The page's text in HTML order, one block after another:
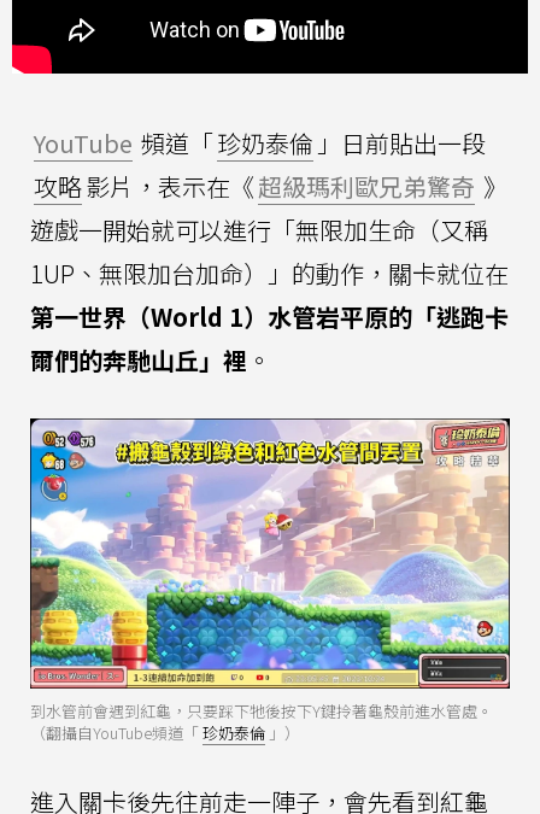
YouTube 頻道「珍奶泰倫 」日前貼出一段
攻略影片，表示在《超級瑪利歐兄弟驚奇 》
遊戲一開始就可以進行「無限加生命（又稱
1UP、無限加台加命）」的動作，關卡就位在
第一世界（World 1）水管岩平原的「逃跑卡
爾們的奔馳山丘」裡 。
到水管前會遇到紅龜，只要踩下牠後按下Y鍵拎著龜殼前進水管處。
（翻攝自YouTube頻道「珍奶泰倫 」）
進入關卡後先往前走一陣子，會先看到紅龜